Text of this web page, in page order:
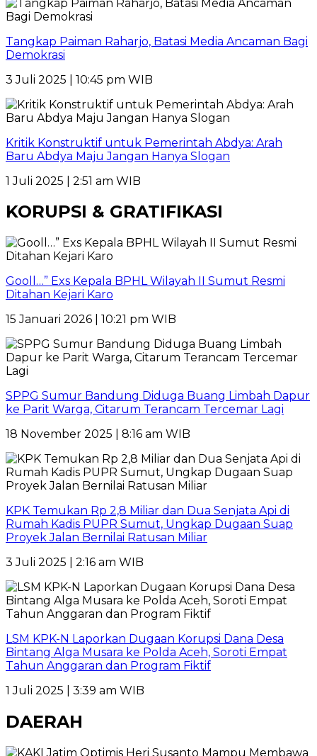
Tangkap Paiman Raharjo, Batasi Media Ancaman Bagi
Demokrasi
3 Juli 2025 | 10:45 pm WIB
Kritik Konstruktif untuk Pemerintah Abdya: Arah
Baru Abdya Maju Jangan Hanya Slogan
1 Juli 2025 | 2:51 am WIB
KORUPSI & GRATIFIKASI
Gooll…” Exs Kepala BPHL Wilayah II Sumut Resmi
Ditahan Kejari Karo
15 Januari 2026 | 10:21 pm WIB
SPPG Sumur Bandung Diduga Buang Limbah Dapur
ke Parit Warga, Citarum Terancam Tercemar Lagi
18 November 2025 | 8:16 am WIB
KPK Temukan Rp 2,8 Miliar dan Dua Senjata Api di
Rumah Kadis PUPR Sumut, Ungkap Dugaan Suap
Proyek Jalan Bernilai Ratusan Miliar
3 Juli 2025 | 2:16 am WIB
LSM KPK-N Laporkan Dugaan Korupsi Dana Desa
Bintang Alga Musara ke Polda Aceh, Soroti Empat
Tahun Anggaran dan Program Fiktif
1 Juli 2025 | 3:39 am WIB
DAERAH